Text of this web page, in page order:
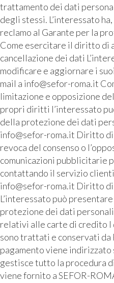
trattamento dei dati
degli stessi. L’interessato
reclamo al Garante per la
Come esercitare il diritto di
cancellazione dei dati
modificare e aggiornare i
mail a info@sefor-roma.it
limitazione e opposizione
propri diritti l’interessato
della protezione dei dati
info@sefor-roma.it Diritto di
revoca del consenso o
comunicazioni pubblicitarie
contattando il servizio
info@sefor-roma.it Diritto di
L’interessato può
protezione dei dati
relativi alle carte di credito
sono trattati e conservati da
pagamento viene indirizzato
gestisce tutto la procedura
viene fornito a SEFOR-